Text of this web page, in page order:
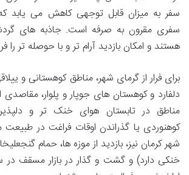
سفر به میزان قابل توجهی کاهش می یابد
سفری مقرون به صرفه است. جاذبه های
هستند و امکان بازدید آرام تر و با حوصله تر را
برای فرار از گرمای شهر، مناطق کوهستانی و
دلفارد و کوهستان های جوپار و پلوار،
مناطق در تابستان هوای خنک تر و
کوهنوردی یا گذراندن اوقات فراغت در
شهر کرمان نیز، بازدید از موزه ها، حمام
خنکی دارد) و گشت و گذار در بازار مسقف در